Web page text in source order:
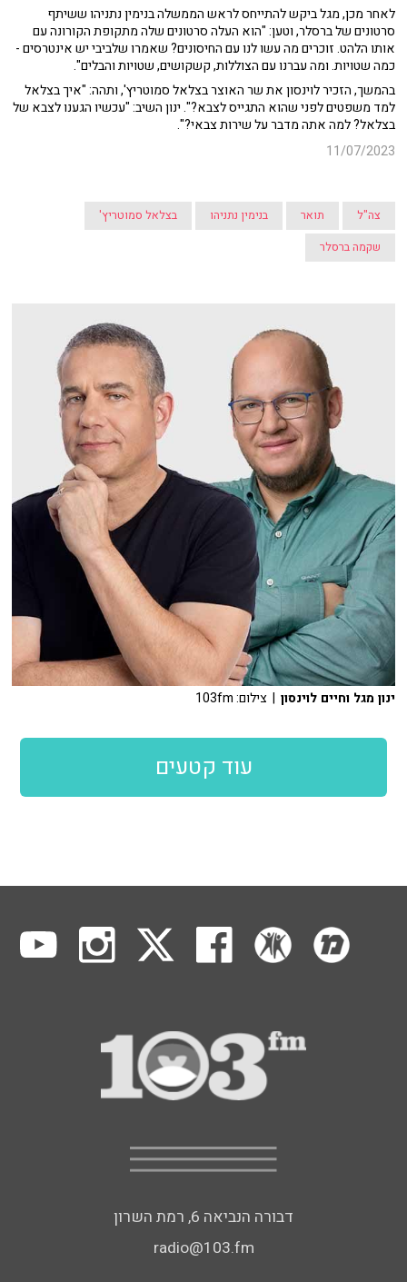
לאחר מכן, מגל ביקש להתייחס לראש הממשלה בנימין נתניהו ששיתף
סרטונים של ברסלר, וטען: "הוא העלה סרטונים שלה מתקופת הקורונה עם
אותו הלהט. זוכרים מה עשו לנו עם החיסונים? שאמרו שלביבי יש אינטרסים -
כמה שטויות. ומה עברנו עם הצוללות, קשקושים, שטויות והבלים".
בהמשך, הזכיר לוינסון את שר האוצר בצלאל סמוטריץ', ותהה: "איך בצלאל
למד משפטים לפני שהוא התגייס לצבא?". ינון השיב: "עכשיו הגענו לצבא של
בצלאל? למה אתה מדבר על שירות צבאי?".
11/07/2023
צה"ל תואר בנימין נתניהו
בצלאל סמוטריץ'
שקמה ברסלר
ינון מגל וחיים לוינסון | צילום: 103fm
עוד קטעים
דבורה הנביאה 6, רמת השרון
radio@103.fm